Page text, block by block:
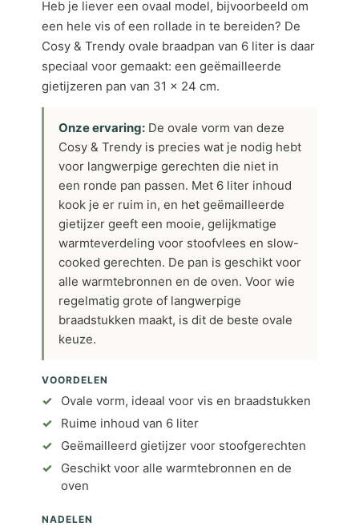
Heb je liever een ovaal model, bijvoorbeeld om
een hele vis of een rollade in te bereiden? De
Cosy & Trendy ovale braadpan van 6 liter is daar
speciaal voor gemaakt: een geëmailleerde
gietijzeren pan van 31 x 24 cm.
Onze ervaring: De ovale vorm van deze
Cosy & Trendy is precies wat je nodig hebt
voor langwerpige gerechten die niet in
een ronde pan passen. Met 6 liter inhoud
kook je er ruim in, en het geëmailleerde
gietijzer geeft een mooie, gelijkmatige
warmteverdeling voor stoofvlees en slow-
cooked gerechten. De pan is geschikt voor
alle warmtebronnen en de oven. Voor wie
regelmatig grote of langwerpige
braadstukken maakt, is dit de beste ovale
keuze.
VOORDELEN
Ovale vorm, ideaal voor vis en braadstukken
Ruime inhoud van 6 liter
Geëmailleerd gietijzer voor stoofgerechten
Geschikt voor alle warmtebronnen en de
oven
NADELEN